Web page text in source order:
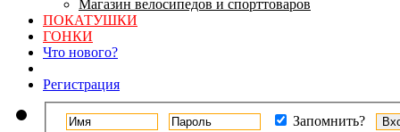
Магазин велосипедов и спорттоваров
ПОКАТУШКИ
ГОНКИ
Что нового?
Регистрация
Запомнить?